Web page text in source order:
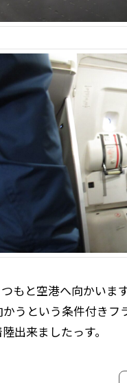
もと空港へ向かいま
うという条件付きフ
出来ましたっす。